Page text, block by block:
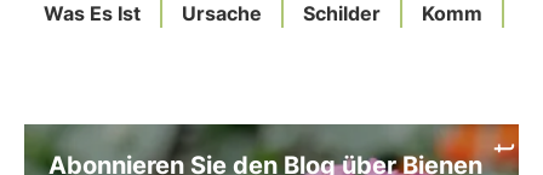
Was Es Ist Ursache Schilder Komm
Abonnieren Sie den Blog über Bienen